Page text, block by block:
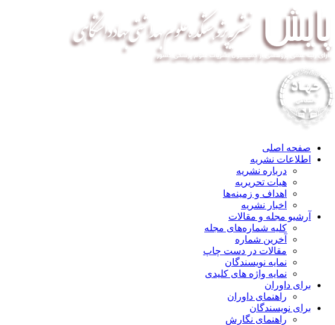
صفحه اصلی
اطلاعات نشریه
درباره نشریه
هیات تحریریه
اهداف و زمینه‌ها
اخبار نشریه
آرشیو مجله و مقالات
کلیه شماره‌های مجله
آخرین شماره
مقالات در دست چاپ
نمایه نویسندگان
نمایه واژه های کلیدی
برای داوران
راهنمای داوران
برای نویسندگان
راهنمای نگارش